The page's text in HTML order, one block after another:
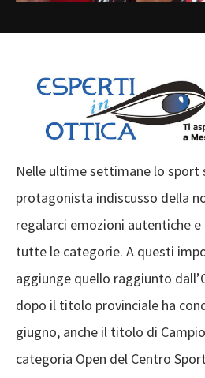
Nelle ultime settimane lo sport
protagonista indiscusso della
regalarci emozioni autentiche
tutte le categorie. A questi
aggiunge quello raggiunto dall’
dopo il titolo provinciale ha
giugno, anche il titolo di
categoria Open del Centro